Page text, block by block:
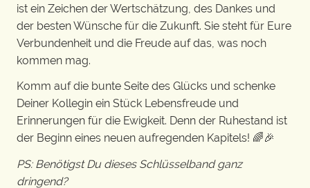
ist ein Zeichen der Wertschätzung, des Dankes und
der besten Wünsche für die Zukunft. Sie steht für Eure
Verbundenheit und die Freude auf das, was noch
kommen mag.
Komm auf die bunte Seite des Glücks und schenke
Deiner Kollegin ein Stück Lebensfreude und
Erinnerungen für die Ewigkeit. Denn der Ruhestand ist
der Beginn eines neuen aufregenden Kapitels! 🌈🎉
PS: Benötigst Du dieses Schlüsselband ganz
dringend?